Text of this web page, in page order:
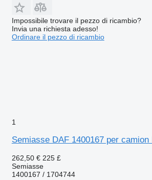
Impossibile trovare il pezzo di ricambio?
Invia una richiesta adesso!
Ordinare il pezzo di ricambio
1
Semiasse DAF 1400167 per camion
262,50 € 225 £
Semiasse
1400167 / 1704744